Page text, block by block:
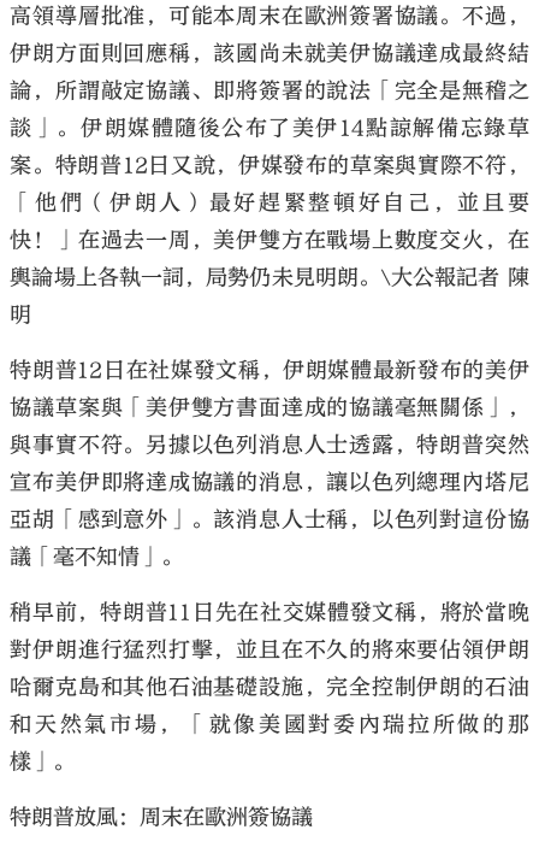
高領導層批准，可能本周末在歐洲簽署協議。不過，
伊朗方面則回應稱，該國尚未就美伊協議達成最終結
論，所謂敲定協議、即將簽署的說法「完全是無稽之
談」。伊朗媒體隨後公布了美伊14點諒解備忘錄草
案。特朗普12日又說，伊媒發布的草案與實際不符，
「他們（伊朗人）最好趕緊整頓好自己，並且要
快！」在過去一周，美伊雙方在戰場上數度交火，在
輿論場上各執一詞，局勢仍未見明朗。\大公報記者 陳
明
特朗普12日在社媒發文稱，伊朗媒體最新發布的美伊
協議草案與「美伊雙方書面達成的協議毫無關係」，
與事實不符。另據以色列消息人士透露，特朗普突然
宣布美伊即將達成協議的消息，讓以色列總理內塔尼
亞胡「感到意外」。該消息人士稱，以色列對這份協
議「毫不知情」。
稍早前，特朗普11日先在社交媒體發文稱，將於當晚
對伊朗進行猛烈打擊，並且在不久的將來要佔領伊朗
哈爾克島和其他石油基礎設施，完全控制伊朗的石油
和天然氣市場，「就像美國對委內瑞拉所做的那
樣」。
特朗普放風：周末在歐洲簽協議